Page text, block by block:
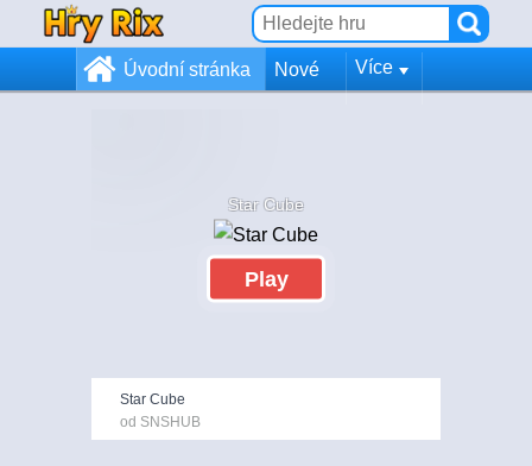
Úvodní stránka Nové Více
Star Cube
Play
Star Cube
od SNSHUB